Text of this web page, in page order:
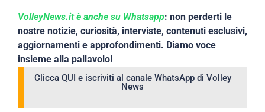
VolleyNews.it è anche su Whatsapp: non perderti le
nostre notizie, curiosità, interviste, contenuti esclusivi,
aggiornamenti e approfondimenti. Diamo voce
insieme alla pallavolo!
Clicca QUI e iscriviti al canale WhatsApp di Volley
News